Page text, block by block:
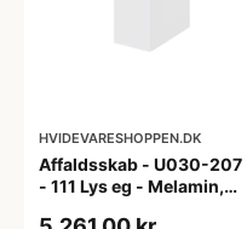
HVIDEVARESHOPPEN.DK
Affaldsskab - U030-207
- 111 Lys eg - Melamin,